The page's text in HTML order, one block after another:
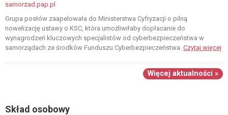
samorzad.pap.pl
Grupa posłów zaapelowała do Ministerstwa Cyfryzacji o pilną
nowelizację ustawy o KSC, która umożliwiłaby dopłacanie do
wynagrodzeń kluczowych specjalistów od cyberbezpieczeństwa w
samorządach ze środków Funduszu Cyberbezpieczeństwa. Czytaj więcej
Więcej aktualności »
Skład osobowy